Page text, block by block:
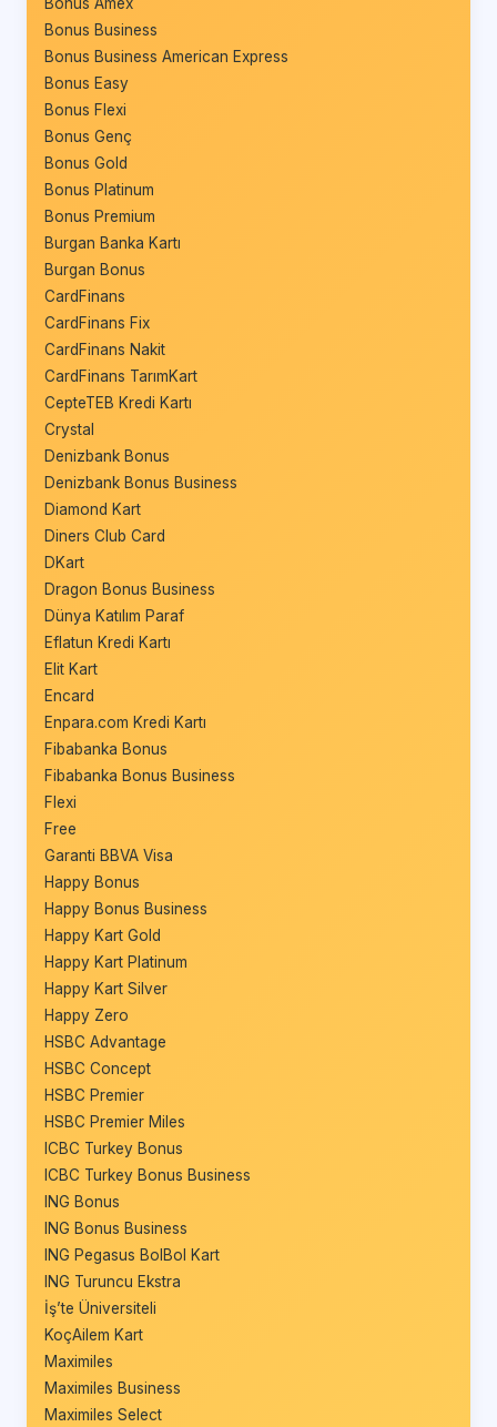
Bonus Business
Bonus Business American Express
Bonus Easy
Bonus Flexi
Bonus Genç
Bonus Gold
Bonus Platinum
Bonus Premium
Burgan Banka Kartı
Burgan Bonus
CardFinans
CardFinans Fix
CardFinans Nakit
CardFinans TarımKart
CepteTEB Kredi Kartı
Crystal
Denizbank Bonus
Denizbank Bonus Business
Diamond Kart
Diners Club Card
DKart
Dragon Bonus Business
Dünya Katılım Paraf
Eflatun Kredi Kartı
Elit Kart
Encard
Enpara.com Kredi Kartı
Fibabanka Bonus
Fibabanka Bonus Business
Flexi
Free
Garanti BBVA Visa
Happy Bonus
Happy Bonus Business
Happy Kart Gold
Happy Kart Platinum
Happy Kart Silver
Happy Zero
HSBC Advantage
HSBC Concept
HSBC Premier
HSBC Premier Miles
ICBC Turkey Bonus
ICBC Turkey Bonus Business
ING Bonus
ING Bonus Business
ING Pegasus BolBol Kart
ING Turuncu Ekstra
İş’te Üniversiteli
KoçAilem Kart
Maximiles
Maximiles Business
Maximiles Select